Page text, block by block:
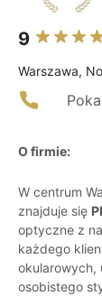
9
Warszawa,
O firmie:
W centrum
znajduje się
optyczne z
każdego
okularowych,
osobistego